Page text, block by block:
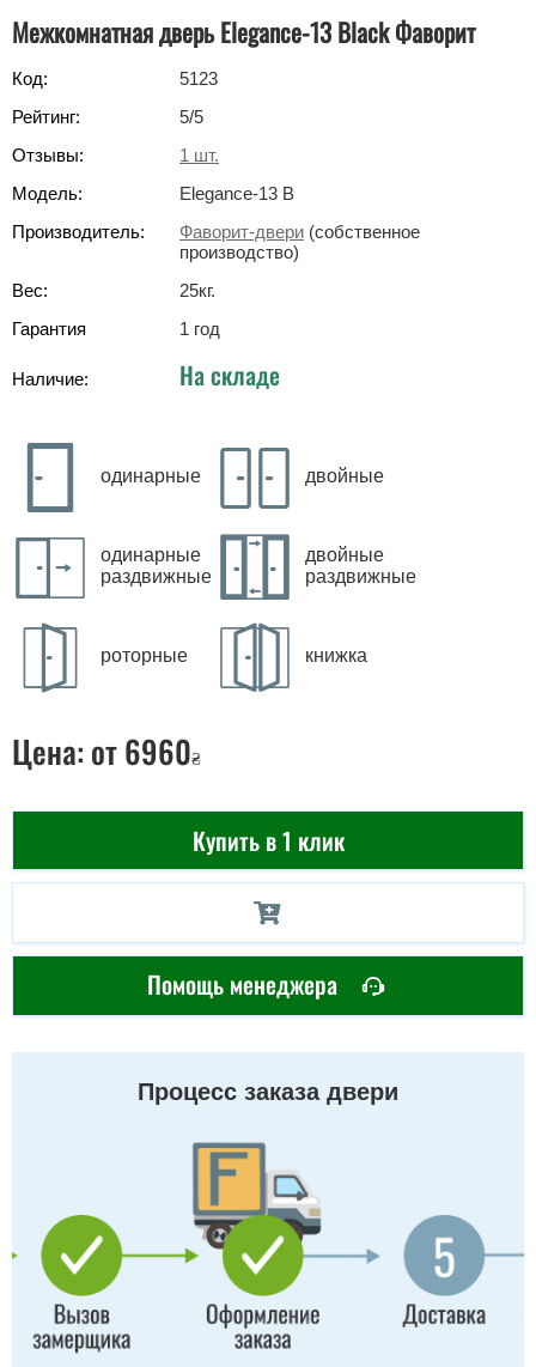
Межкомнатная дверь Elegance-13 Black Фаворит
Код:
5123
Рейтинг:
5/5
Отзывы:
1 шт.
Модель:
Elegance-13 B
Производитель:
Фаворит-двери (собственное
производство)
Вес:
25кг.
Гарантия
1 год
Наличие: На складе
одинарные двойные
одинарные
раздвижные
двойные
раздвижные
роторные книжка
Цена: от 6960₴
Купить в 1 клик
Помощь менеджера
Процесс заказа двери